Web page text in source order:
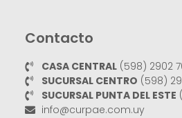
Contacto
CASA CENTRAL(598) 2902
SUCURSAL CENTRO (598)
SUCURSAL PUNTA DEL ESTE
info@curpae.com.uy